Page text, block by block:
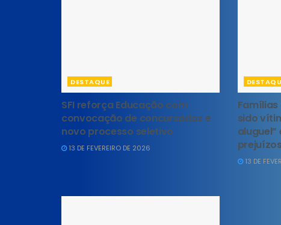
DESTAQUE
SFI reforça Educação com
convocação de concursados e
novo processo seletivo
13 DE FEVEREIRO DE 2026
sido
aluguel”
13 DE